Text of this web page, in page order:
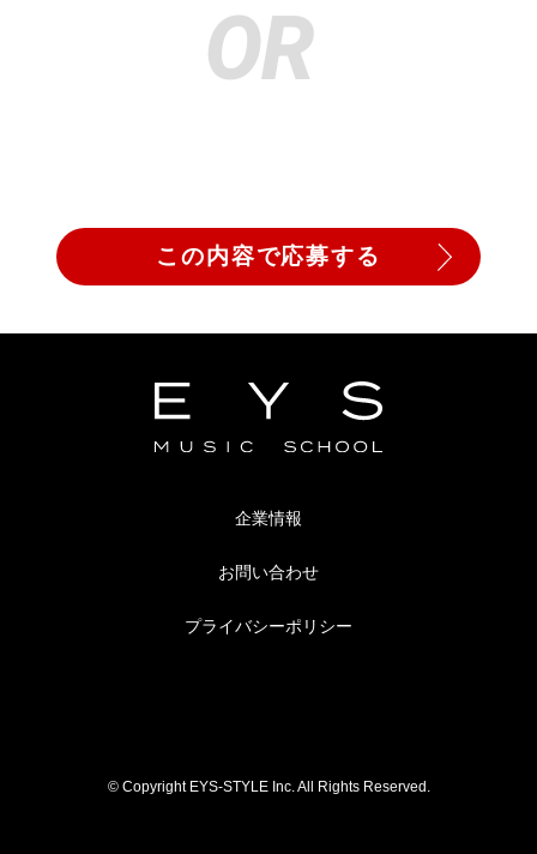
OR
企業情報
お問い合わせ
プライバシーポリシー
© Copyright EYS-STYLE Inc. All Rights Reserved.